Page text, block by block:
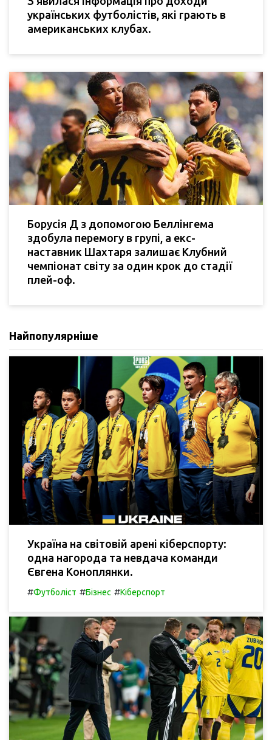
українських футболістів, які грають в
американських клубах.
Борусія Д з допомогою Беллінгема
здобула перемогу в групі, а екс-
наставник Шахтаря залишає Клубний
чемпіонат світу за один крок до стадії
плей-оф.
Найпопулярніше
Україна на світовій арені кіберспорту:
одна нагорода та невдача команди
Євгена Коноплянки.
#Футболіст #Бізнес #Кіберспорт